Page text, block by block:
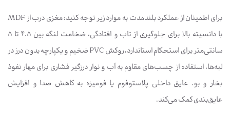
برای اطمینان از عملکرد بلندمدت به موارد زیر توجه کنید: مغزی درب از MDF
با دانسیته بالا برای جلوگیری از تاب و افتادگی، ضخامت لنگه بین 4.5 تا 5
سانتی‌متر برای استحکام استاندارد، روکش PVC ضخیم و یکپارچه بدون درز در
لبه‌ها، استفاده از چسب‌های مقاوم به آب و نوار درزگیر فشاری برای مهار نفوذ
بخار و بو. عایق داخلی پلاستوفوم یا فومیزه به کاهش صدا و افزایش
عایق‌بندی کمک می‌کند.